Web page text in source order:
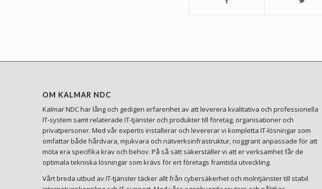
OM KALMAR NDC
Kalmar NDC har lång och gedigen erfarenhet av att leverera kvalitativa och professionella
IT-system samt relaterade IT-tjänster och produkter till företag, organisationer och
privatpersoner. Med vår expertis installerar och levererar vi kompletta IT-lösningar som
omfattar både hårdvara, mjukvara och nätverksinfrastruktur, noggrant anpassade för att
möta era specifika krav och behov. På så sätt säkerställer vi att er verksamhet får de
optimala tekniska lösningar som krävs för ert företags framtida utveckling.
Vårt breda utbud av IT-tjänster täcker allt från cybersäkerhet och molntjänster till stabil